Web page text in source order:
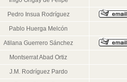
Pedro Insua Rodríguez
Pablo Huerga Melcón
Atilana Guerrero Sánchez
Montserrat Abad Ortiz
J.M. Rodríguez Pardo